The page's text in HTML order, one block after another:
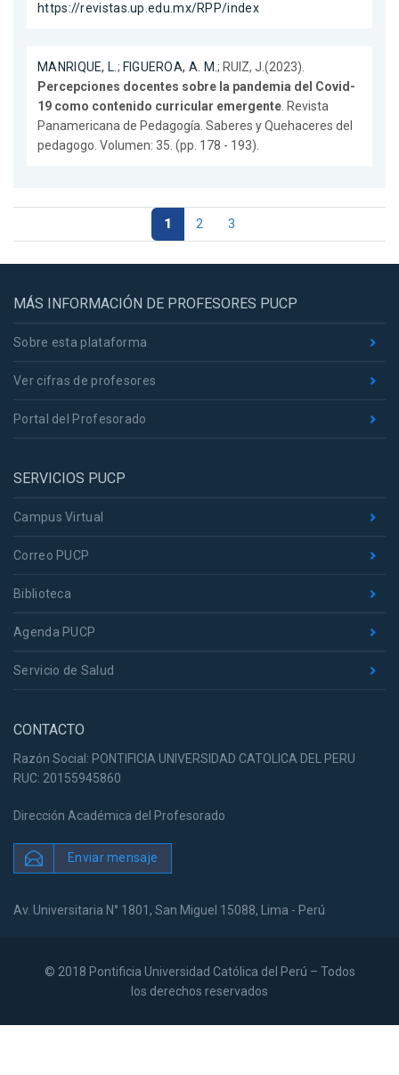
https://revistas.up.edu.mx/RPP/index
MANRIQUE, L.; FIGUEROA, A. M.; RUIZ, J.(2023).
Percepciones docentes sobre la pandemia del Covid-
19 como contenido curricular emergente. Revista
Panamericana de Pedagogía. Saberes y Quehaceres del
pedagogo. Volumen: 35. (pp. 178 - 193).
1 2 3
MÁS INFORMACIÓN DE PROFESORES PUCP
Sobre esta plataforma
Ver cifras de profesores
Portal del Profesorado
SERVICIOS PUCP
Campus Virtual
Correo PUCP
Biblioteca
Agenda PUCP
Servicio de Salud
CONTACTO
Razón Social: PONTIFICIA UNIVERSIDAD CATOLICA DEL PERU
RUC: 20155945860
Dirección Académica del Profesorado
Enviar mensaje
Av. Universitaria N° 1801, San Miguel 15088, Lima - Perú
© 2018 Pontificia Universidad Católica del Perú – Todos
los derechos reservados